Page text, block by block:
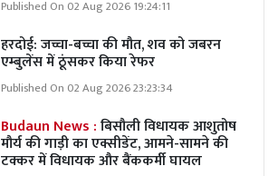
Published On 02 Aug 2026 19:24:11
हरदोई: जच्चा-बच्चा की मौत, शव को जबरन
एम्बुलेंस में ठूंसकर किया रेफर
Published On 02 Aug 2026 23:23:34
Budaun News :बिसौली विधायक आशुतोष
मौर्य की गाड़ी का एक्सीडेंट, आमने-सामने की
टक्कर में विधायक और बैंककर्मी घायल